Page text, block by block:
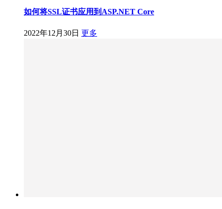
如何将SSL证书应用到ASP.NET Core
2022年12月30日 更多